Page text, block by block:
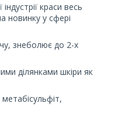
краси весь
новинку у сфері
знеболює до 2-х
ділянками шкіри як